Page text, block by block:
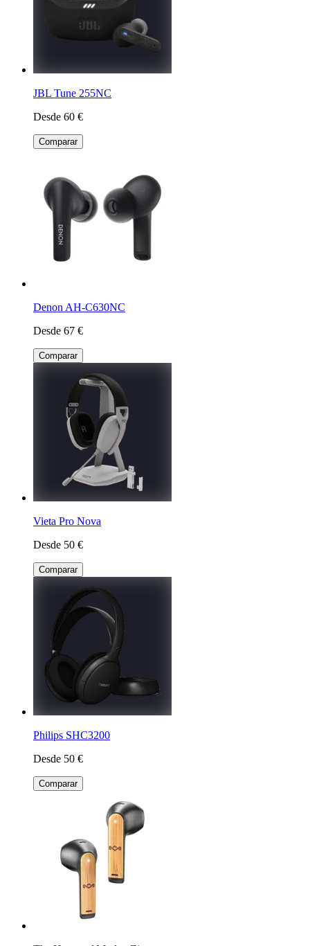
JBL Tune 255NC
Desde 60 €
Comparar
Denon AH-C630NC
Desde 67 €
Comparar
Vieta Pro Nova
Desde 50 €
Comparar
Philips SHC3200
Desde 50 €
Comparar